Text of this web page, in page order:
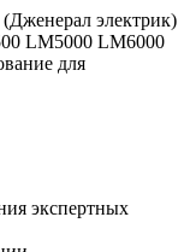
электрик)
LM5000 LM6000
для
экспертных